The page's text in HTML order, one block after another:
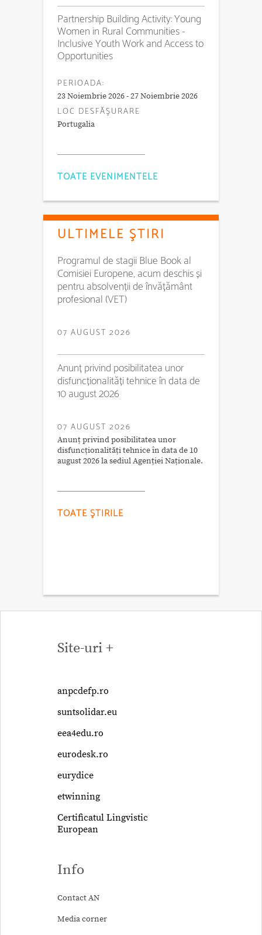
Partnership Building Activity: Young
Women in Rural Communities -
Inclusive Youth Work and Access to
Opportunities
PERIOADA:
23 Noiembrie 2026 - 27 Noiembrie 2026
LOC DESFĂŞURARE
Portugalia
TOATE EVENIMENTELE
ULTIMELE ŞTIRI
Programul de stagii Blue Book al
Comisiei Europene, acum deschis și
pentru absolvenții de învățământ
profesional (VET)
07 AUGUST 2026
Anunț privind posibilitatea unor
disfuncționalități tehnice în data de
10 august 2026
07 AUGUST 2026
Anunț privind posibilitatea unor
disfuncționalități tehnice în data de 10
august 2026 la sediul Agenției Naționale.
TOATE ŞTIRILE
Site-uri +
anpcdefp.ro
suntsolidar.eu
eea4edu.ro
eurodesk.ro
eurydice
etwinning
Certificatul Lingvistic
European
Info
Contact AN
Media corner